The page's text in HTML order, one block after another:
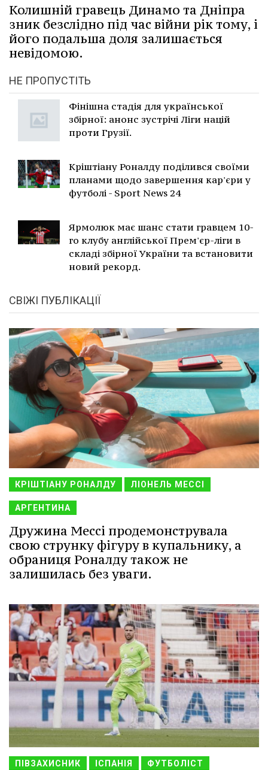
Колишній гравець Динамо та Дніпра
зник безслідно під час війни рік тому, і
його подальша доля залишається
невідомою.
НЕ ПРОПУСТІТЬ
Фінішна стадія для української
збірної: анонс зустрічі Ліги націй
проти Грузії.
Кріштіану Роналду поділився своїми
планами щодо завершення кар'єри у
футболі - Sport News 24
Ярмолюк має шанс стати гравцем 10-
го клубу англійської Прем'єр-ліги в
складі збірної України та встановити
новий рекорд.
СВІЖІ ПУБЛІКАЦІЇ
КРІШТІАНУ РОНАЛДУ ЛІОНЕЛЬ МЕССІ
АРГЕНТИНА
Дружина Мессі продемонструвала
свою струнку фігуру в купальнику, а
обраниця Роналду також не
залишилась без уваги.
ПІВЗАХИСНИК ІСПАНІЯ ФУТБОЛІСТ